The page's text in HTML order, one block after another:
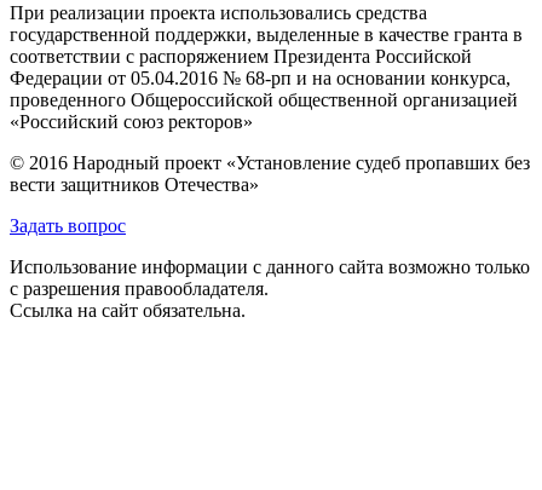
При реализации проекта использовались средства
государственной поддержки, выделенные в качестве гранта в
соответствии с распоряжением Президента Российской
Федерации от 05.04.2016 № 68-рп и на основании конкурса,
проведенного Общероссийской общественной организацией
«Российский союз ректоров»
© 2016 Народный проект «Установление судеб пропавших без
вести защитников Отечества»
Задать вопрос
Использование информации с данного сайта возможно только
с разрешения правообладателя.
Ссылка на сайт обязательна.